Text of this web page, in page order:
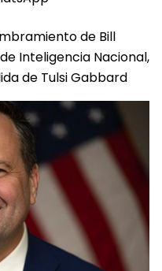
de Bill
Inteligencia Nacional,
de Tulsi Gabbard